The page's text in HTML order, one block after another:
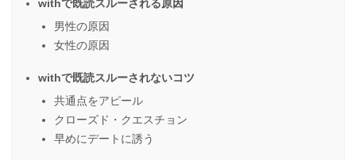
withで既読スルーされる原因
男性の原因
女性の原因
withで既読スルーされないコツ
共通点をアピール
クローズド・クエスチョン
早めにデートに誘う